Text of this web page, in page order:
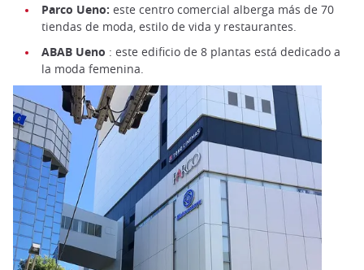
Parco Ueno: este centro comercial alberga más de 70
tiendas de moda, estilo de vida y restaurantes.
ABAB Ueno : este edificio de 8 plantas está dedicado a
la moda femenina.